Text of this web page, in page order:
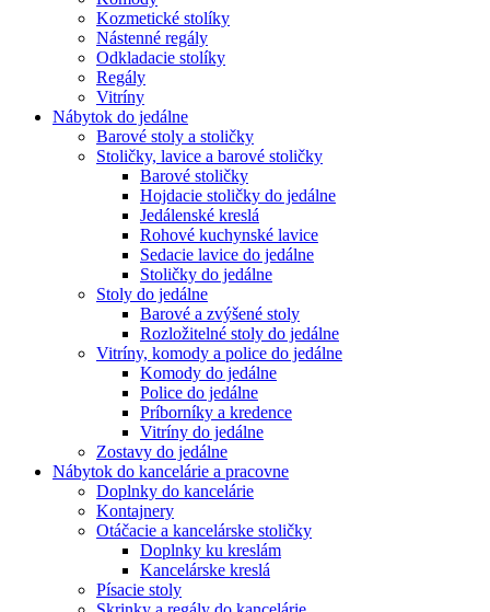
Kozmetické stolíky
Nástenné regály
Odkladacie stolíky
Regály
Vitríny
Nábytok do jedálne
Barové stoly a stoličky
Stoličky, lavice a barové stoličky
Barové stoličky
Hojdacie stoličky do jedálne
Jedálenské kreslá
Rohové kuchynské lavice
Sedacie lavice do jedálne
Stoličky do jedálne
Stoly do jedálne
Barové a zvýšené stoly
Rozložitelné stoly do jedálne
Vitríny, komody a police do jedálne
Komody do jedálne
Police do jedálne
Príborníky a kredence
Vitríny do jedálne
Zostavy do jedálne
Nábytok do kancelárie a pracovne
Doplnky do kancelárie
Kontajnery
Otáčacie a kancelárske stoličky
Doplnky ku kreslám
Kancelárske kreslá
Písacie stoly